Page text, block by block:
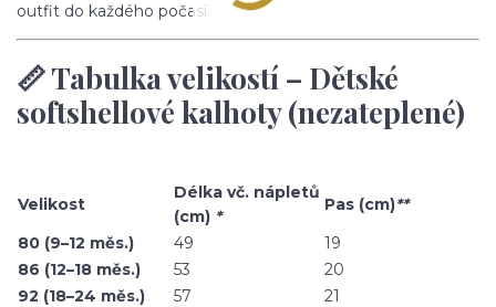
outfit do každého počasí.
📏 Tabulka velikostí – Dětské
softshellové kalhoty (nezateplené)
Velikost
Délka vč. nápletů
(cm) *
Pas (cm)**
80 (9–12 měs.)
49
19
86 (12–18 měs.)
53
20
92 (18–24 měs.)
57
21